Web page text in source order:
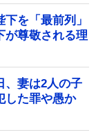
を「最前列」
尊敬される理
、妻は2人の子
した罪や愚か